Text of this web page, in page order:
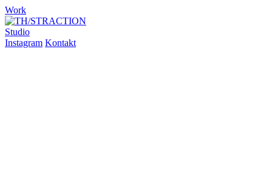
Work
Studio
Instagram Kontakt